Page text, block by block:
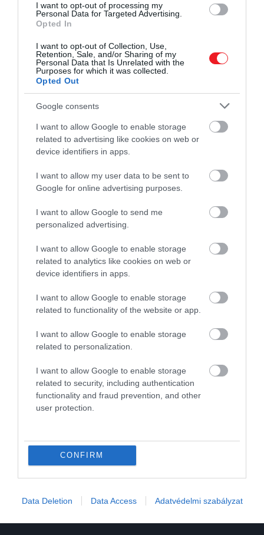
I want to opt-out of processing my
Personal Data for Targeted Advertising.
Opted In
I want to opt-out of Collection, Use,
Retention, Sale, and/or Sharing of my
Personal Data that Is Unrelated with the
Purposes for which it was collected.
Opted Out
Google consents
I want to allow Google to enable storage
related to advertising like cookies on web or
device identifiers in apps.
I want to allow my user data to be sent to
Google for online advertising purposes.
I want to allow Google to send me
personalized advertising.
I want to allow Google to enable storage
related to analytics like cookies on web or
device identifiers in apps.
I want to allow Google to enable storage
related to functionality of the website or app.
I want to allow Google to enable storage
related to personalization.
I want to allow Google to enable storage
related to security, including authentication
functionality and fraud prevention, and other
user protection.
CONFIRM
Data Deletion Data Access Adatvédelmi szabályzat
legénységgel ellátott missziót küldeni a Marsra.
időben nem sikerültek túl jól, bármi elképzelhető. A
SpaceX hátulról megelőzheti az amerikai
űrügynökséget, de beleeshetnek ugyanazokba a
mérnöki csapdákba is, amikbe a NASA-nak is
rendszeresen beletörik a bicskája.
Érdemes megjegyezni, hogy Elon Musk vállalata
rengeteg technológiát és felszerelést biztosít a
elkerülhetetlenül kihat mindkét félre.
Nyitókép: Patrick Pleul/picture alliance via Getty
Images
TUDOMÁNY ELON MUSK
MARS EXPEDÍCIÓ NASA
2026. AUGUSZTUS 6. ● TUDOMÁNY
a középkorban
2026. JÚLIUS 13. ● TUDOMÁNY
A „kőember-szindróma”: a betegség, amely
Művelődj, szórakozz, kíváncsiskodj, kóstolgass
és ismerd meg a Hamu és Gyémánt világát!